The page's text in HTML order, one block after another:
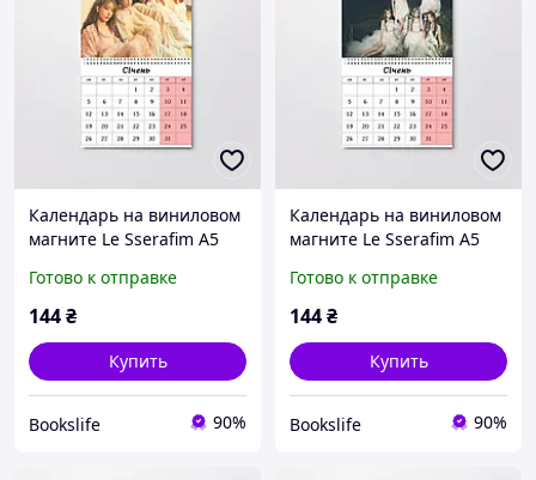
Календарь на виниловом
магните Le Sserafim А5
Готово к отправке
144₴
Купить
Bookslife 90%
Календарь на виниловом
магните Le Sserafim А5
Готово к отправке
144₴
Купить
Bookslife 90%